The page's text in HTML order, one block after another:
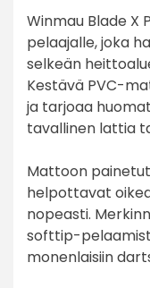
Winmau Blade X
pelaajalle, joka
selkeän
Kestävä PVC-
ja tarjoaa
tavallinen lattia
Mattoon
helpottavat
nopeasti.
softtip-
monenlaisiin